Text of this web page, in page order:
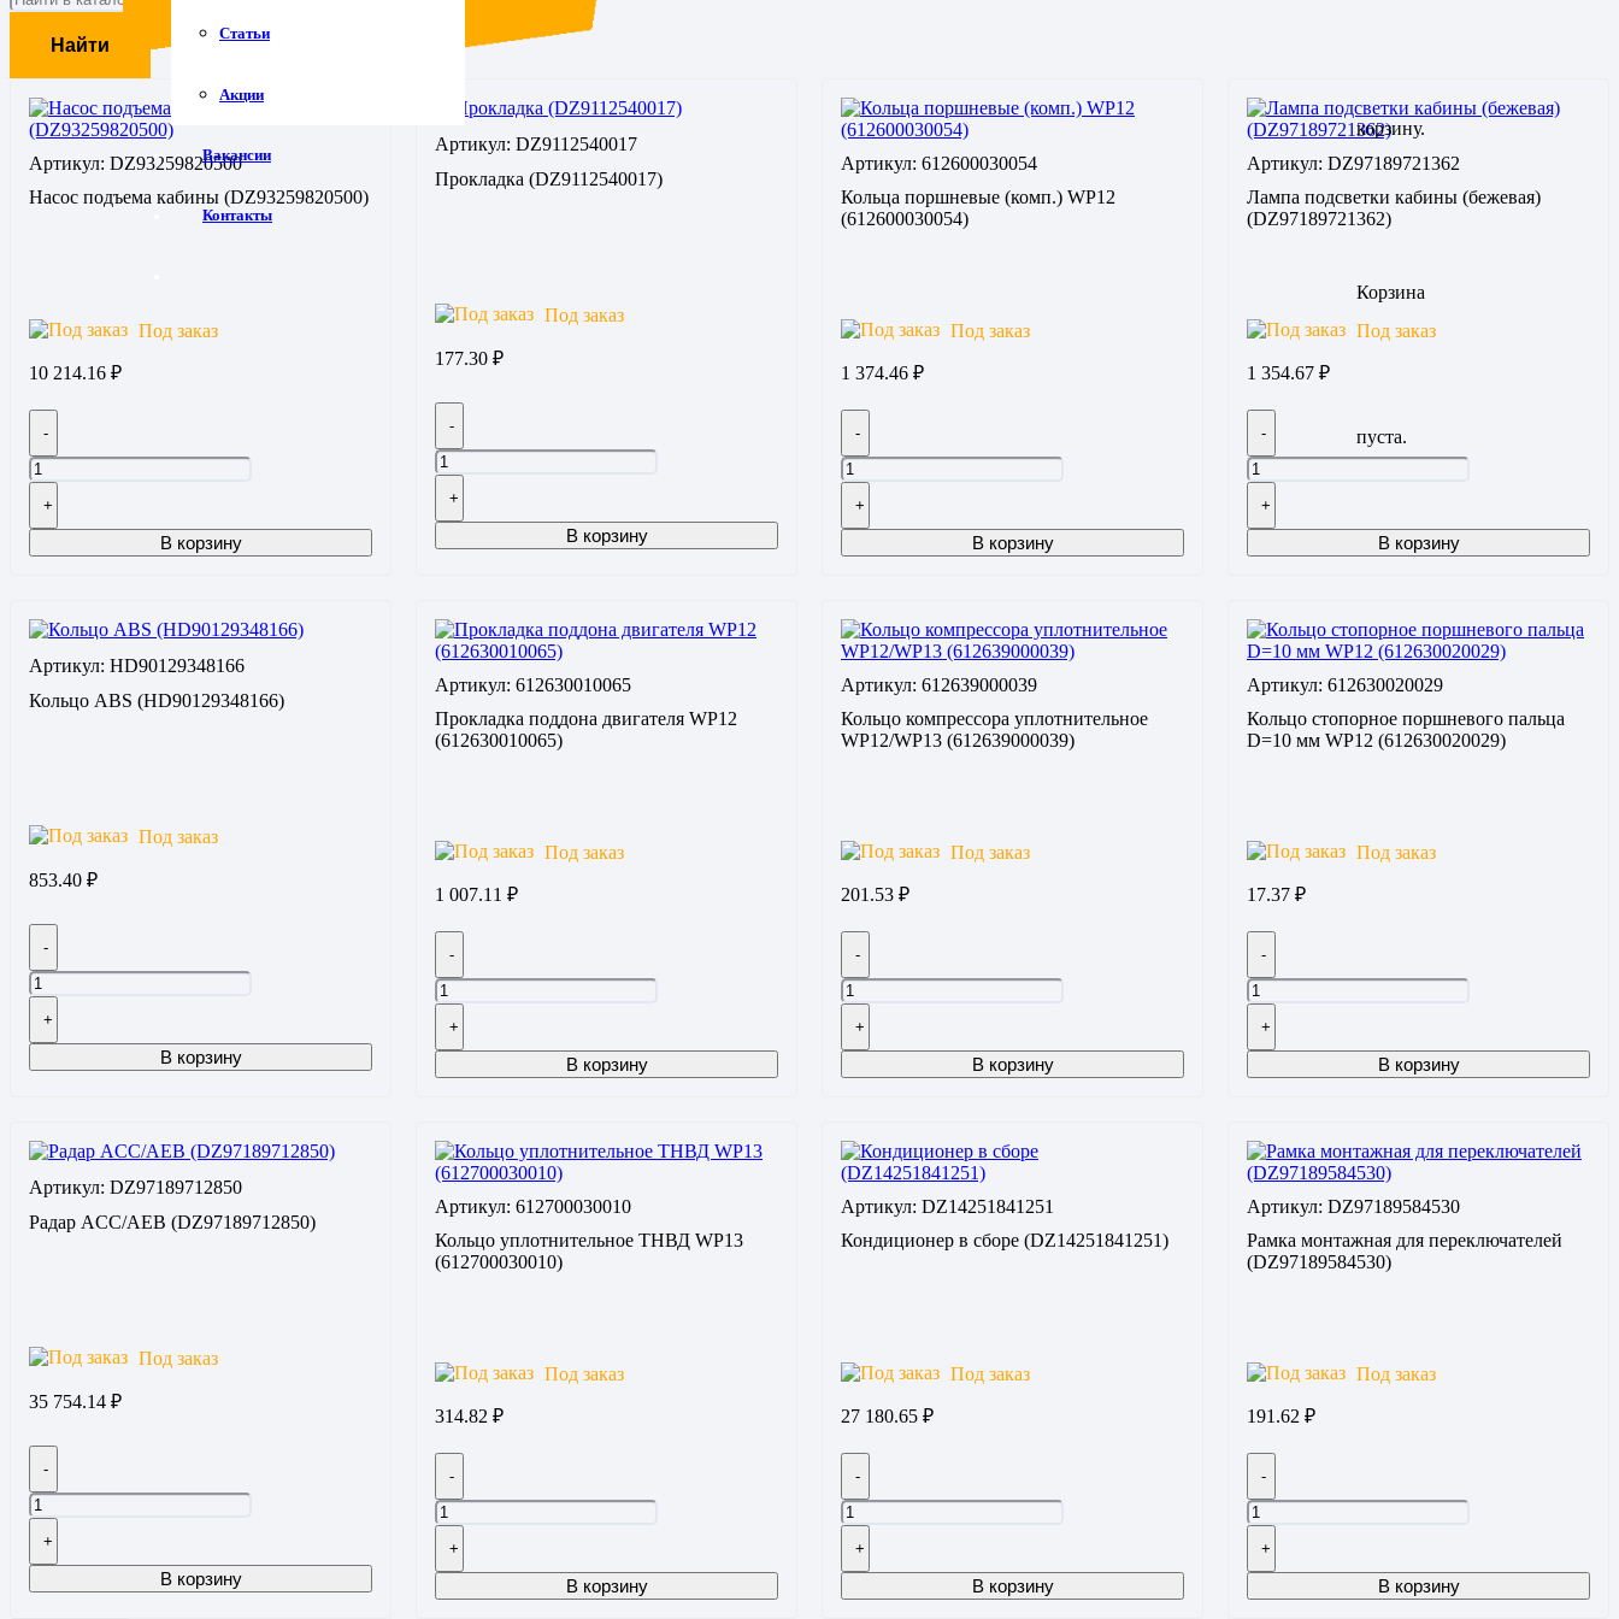
корзину.
Корзина
пуста.
Статьи
Акции
Вакансии
Контакты
Найти
Артикул: DZ93259820500
Насос подъема кабины (DZ93259820500)
Под заказ
10 214.16 ₽
-
+
В корзину
Артикул: DZ9112540017
Прокладка (DZ9112540017)
Под заказ
177.30 ₽
-
+
В корзину
Артикул: 612600030054
Кольца поршневые (комп.) WP12
(612600030054)
Под заказ
1 374.46 ₽
-
+
В корзину
Артикул: DZ97189721362
Лампа подсветки кабины (бежевая)
(DZ97189721362)
Под заказ
1 354.67 ₽
-
+
В корзину
Артикул: HD90129348166
Кольцо ABS (HD90129348166)
Под заказ
853.40 ₽
-
+
В корзину
Артикул: 612630010065
Прокладка поддона двигателя WP12
(612630010065)
Под заказ
1 007.11 ₽
-
+
В корзину
Артикул: 612639000039
Кольцо компрессора уплотнительное
WP12/WP13 (612639000039)
Под заказ
201.53 ₽
-
+
В корзину
Артикул: 612630020029
Кольцо стопорное поршневого пальца
D=10 мм WP12 (612630020029)
Под заказ
17.37 ₽
-
+
В корзину
Артикул: DZ97189712850
Радар ACC/AEB (DZ97189712850)
Под заказ
35 754.14 ₽
-
+
В корзину
Артикул: 612700030010
Кольцо уплотнительное ТНВД WP13
(612700030010)
Под заказ
314.82 ₽
-
+
В корзину
Артикул: DZ14251841251
Кондиционер в сборе (DZ14251841251)
Под заказ
27 180.65 ₽
-
+
В корзину
Артикул: DZ97189584530
Рамка монтажная для переключателей
(DZ97189584530)
Под заказ
191.62 ₽
-
+
В корзину